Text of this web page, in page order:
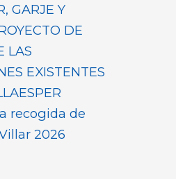
GARJE Y
DE
LAS
EXISTENTES
recogida de
2026